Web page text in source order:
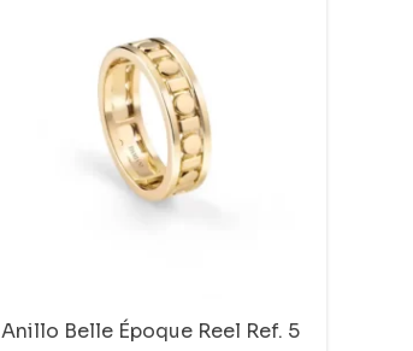
Anillo Belle Époque Reel Ref. 5